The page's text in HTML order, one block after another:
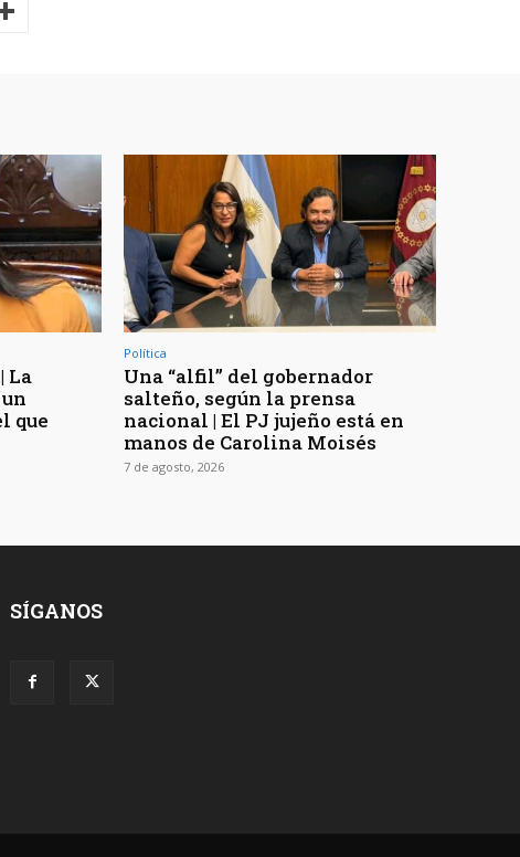
La
que
Política
Una “alfil” del gobernador
salteño, según la prensa
nacional | El PJ jujeño está en
manos de Carolina Moisés
7 de agosto, 2026
SÍGANOS